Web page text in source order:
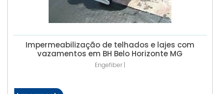
Impermeabilização de telhados e lajes com
vazamentos em BH Belo Horizonte MG
Engefiber |